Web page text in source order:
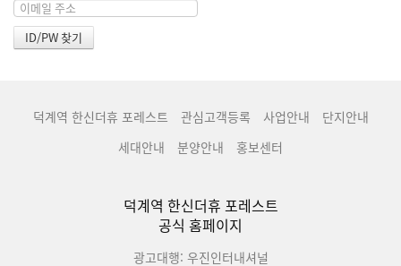
덕계역 한신더휴 포레스트 관심고객등록 사업안내
단지안내
세대안내
분양안내 홍보센터
덕계역 한신더휴 포레스트
공식 홈페이지
광고대행: 우진인터내셔널